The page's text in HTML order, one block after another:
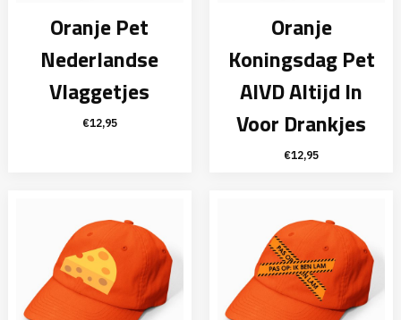
Oranje Pet
Nederlandse
Vlaggetjes
€12,95
Oranje
Koningsdag Pet
AIVD Altijd In
Voor Drankjes
€12,95